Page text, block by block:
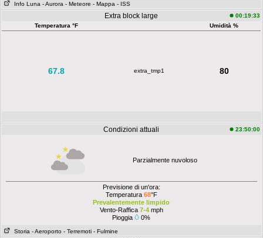
Info Luna - Aurora - Meteore - Mappa - ISS
Extra block large
00:19:33
Temperatura °F
Umidità %
67.8 extra_tmp1 80
Condizioni attuali 23:50:00
Parzialmente nuvoloso
Previsione di un'ora:
Temperatura 68°F
Prevalentemente limpido
Vento-Raffica 7-4mph
Pioggia
0%
Storia - Aeroporto - Terremoti - Fulmine